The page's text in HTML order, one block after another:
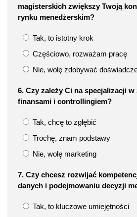
magisterskich zwiększy Twoją
rynku menedżerskim?
Tak, to istotny krok
Częściowo, rozważam pracę
Nie, wolę zdobywać
6. Czy zależy Ci na specjalizacji
finansami i controllingiem?
Tak, chcę to zgłębić
Trochę, znam podstawy
Nie, wolę marketing
7. Czy chcesz rozwijać
danych i podejmowaniu decyzji
Tak, to kluczowe umiejętności